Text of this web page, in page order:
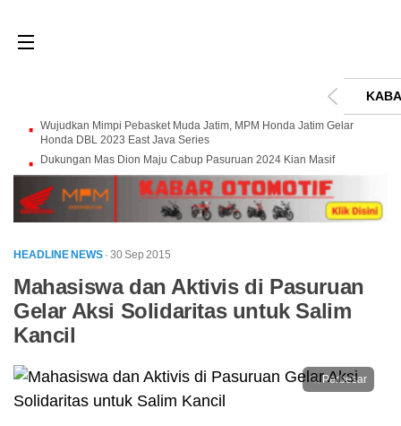
Wujudkan Mimpi Pebasket Muda Jatim, MPM Honda Jatim Gelar
Honda DBL 2023 East Java Series
Dukungan Mas Dion Maju Cabup Pasuruan 2024 Kian Masif
HEADLINE NEWS · 30 Sep 2015
Mahasiswa dan Aktivis di Pasuruan
Gelar Aksi Solidaritas untuk Salim
Kancil
Perbesar